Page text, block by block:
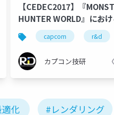
ゲーム開発 cedec2017
ン カプコン技研 cedec
【CEDEC2017】『
HUNTER WORLD』にお
品クオリティを最大化す
カルディレクションと、
アの能力を引き出すマネー
ト
capcom r&d
カプコン技研
化 #レンダリング